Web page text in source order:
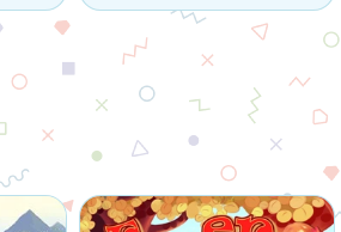
los
Combina flores en un
colorido mundo forestal.